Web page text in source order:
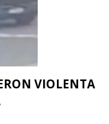
VIOLENTA